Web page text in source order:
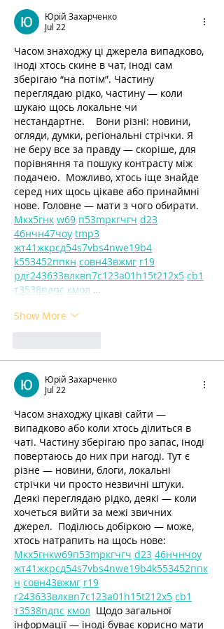
Юрій Захарченко
Jul 22
Часом знаходжу ці джерела випадково,
іноді хтось скине в чат, іноді сам
зберігаю “на потім”. Частину
переглядаю рідко, частину — коли
шукаю щось локальне чи
нестандартне.    Вони різні: новини,
огляди, думки, регіональні стрічки. Я
не беру все за правду — скоріше, для
порівняння та пошуку контрасту між
подачею.  Можливо, хтось іще знайде
серед них щось цікаве або принаймні
нове. Головне — мати з чого обирати.
Мкх5гнк w69 п53mpкгчгч d23
46нчн47чоу tmp3
жт41жкрсд54s7vbs4nwe19b4
k553452ппкн совн43вжмг r19
рдr243633влквn7c123a01 h15t212x5 cb1
т3538пдпс кмол …
Show More
Юрій Захарченко
Jul 22
Часом знаходжу цікаві сайти —
випадково або коли хтось ділиться в
чаті. Частину зберігаю про запас, іноді
повертаюсь до них при нагоді. Тут є
різне — новини, блоги, локальні
стрічки чи просто незвичні штуки.
Деякі переглядаю рідко, деякі — коли
хочеться вийти за межі звичних
джерел.  Поділюсь добіркою — може,
хтось натрапить на щось нове:
Мкх5гнкw69п53mpкгчгч d23 46нчнчоу
жт41жкрсд54s7vbs4nwe19b4k553452ппк
н совн43вжмг r19
r243633влквn7c123a01 h15t212x5 cb1
т3538пдпс кмол
  Щодо загальної
інформації — іноді буває корисно мати